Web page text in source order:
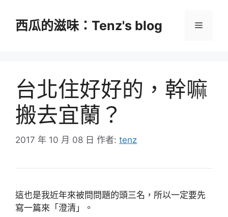
西瓜的滋味：Tenz's blog 選
台北住好好的，幹嘛
搬去宜蘭？
2017 年 10 月 08 日 作者: tenz
這也是我近年來被問問題的頭三名，所以一定要先
寫一篇來「澄清」。